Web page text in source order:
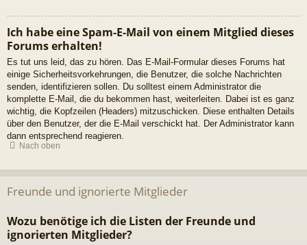
Ich habe eine Spam-E-Mail von einem Mitglied dieses
Forums erhalten!
Es tut uns leid, das zu hören. Das E-Mail-Formular dieses Forums hat
einige Sicherheitsvorkehrungen, die Benutzer, die solche Nachrichten
senden, identifizieren sollen. Du solltest einem Administrator die
komplette E-Mail, die du bekommen hast, weiterleiten. Dabei ist es ganz
wichtig, die Kopfzeilen (Headers) mitzuschicken. Diese enthalten Details
über den Benutzer, der die E-Mail verschickt hat. Der Administrator kann
dann entsprechend reagieren.
Nach oben
Freunde und ignorierte Mitglieder
Wozu benötige ich die Listen der Freunde und
ignorierten Mitglieder?